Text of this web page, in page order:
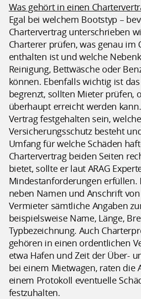
Was gehört in einen
Egal bei welchem Bootstyp –
Chartervertrag unterschrieben
Charterer prüfen, was genau im
enthalten ist und welche
Reinigung, Bettwäsche oder
können. Ebenfalls wichtig ist
begrenzt, sollten Mieter prüfen,
überhaupt erreicht werden
Vertrag festgehalten sein,
Versicherungsschutz besteht
Umfang für welche Schäden
Chartervertrag beiden Seiten
bietet, sollte er laut ARAG
Mindestanforderungen erfüllen.
neben Namen und Anschrift
Vermieter sämtliche Angaben
beispielsweise Name, Länge,
Typbezeichnung. Auch
gehören in einen ordentlichen
etwa Hafen und Zeit der Über-
bei einem Mietwagen, raten die
einem Protokoll eventuelle
festzuhalten.